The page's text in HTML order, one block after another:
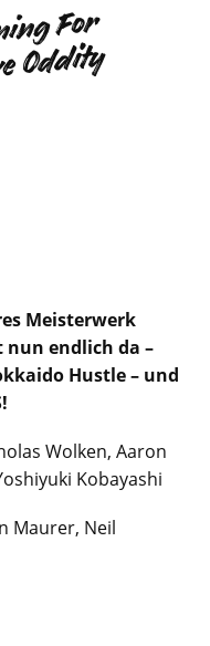
For
Oddity
Meisterwerk
nun endlich da –
Hustle – und
Wolken, Aaron
Kobayashi
Maurer, Neil